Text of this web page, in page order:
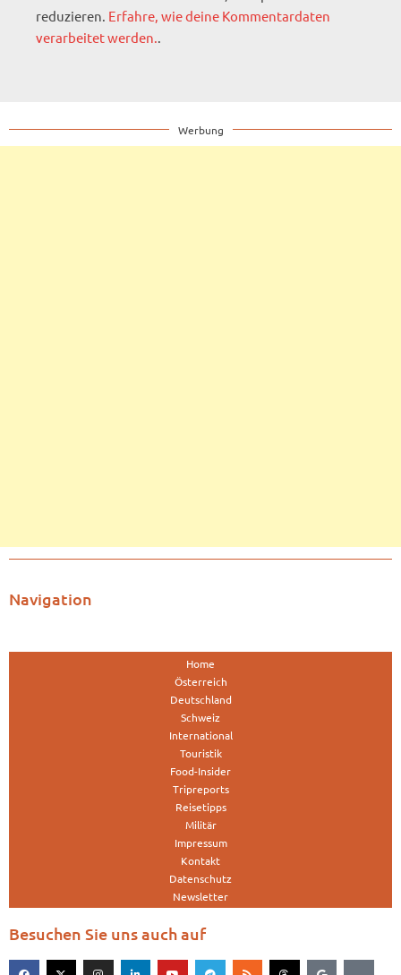
reduzieren. Erfahre, wie deine Kommentardaten
verarbeitet werden..
Werbung
Navigation
Home
Österreich
Deutschland
Schweiz
International
Touristik
Food-Insider
Tripreports
Reisetipps
Militär
Impressum
Kontakt
Datenschutz
Newsletter
Besuchen Sie uns auch auf